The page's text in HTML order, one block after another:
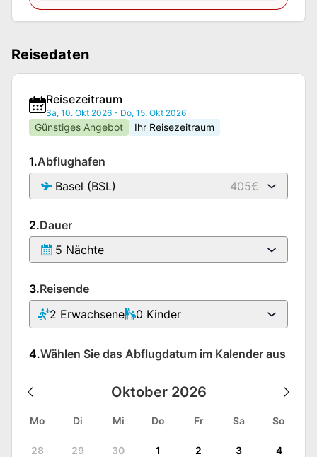
Reisedaten
Reisezeitraum
Sa, 10. Okt 2026 - Do, 15. Okt 2026
Günstiges Angebot Ihr Reisezeitraum
1.Abflughafen
Basel (BSL)
405€
2.Dauer
5 Nächte
3.Reisende
2 Erwachsene 0 Kinder
4.Wählen Sie das Abflugdatum im Kalender aus
Oktober 2026
Mo Di Mi Do Fr Sa So
28 29 30 1 2 3 4